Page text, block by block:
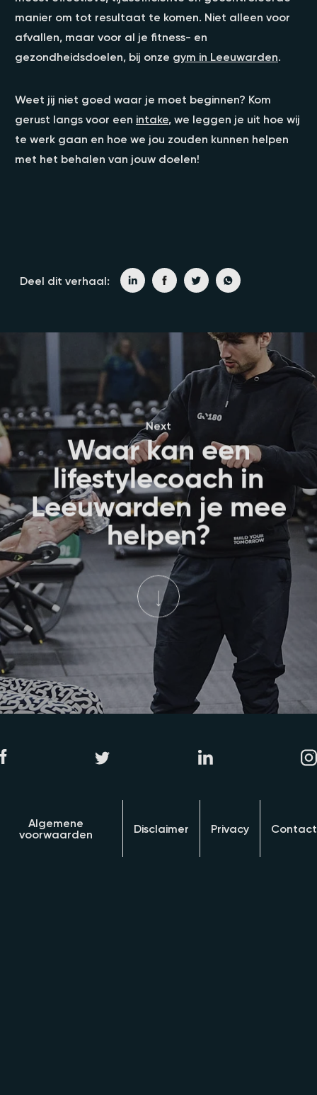
manier om tot resultaat te komen. Niet alleen voor
afvallen, maar voor al je fitness- en
gezondheidsdoelen, bij onze gym in Leeuwarden.
Weet jij niet goed waar je moet beginnen? Kom
gerust langs voor een intake, we leggen je uit hoe wij
te werk gaan en hoe we jou zouden kunnen helpen
met het behalen van jouw doelen!
Deel dit verhaal:
Next
Waar kan een
lifestylecoach in
Leeuwarden je mee
helpen?
Algemene
voorwaarden
Disclaimer Privacy Contact